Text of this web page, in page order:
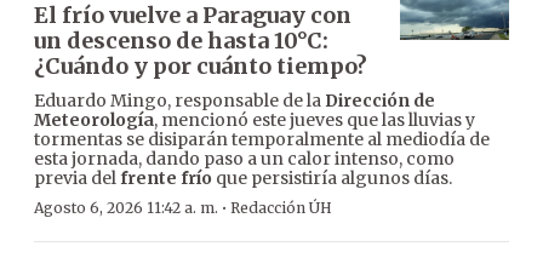
El frío vuelve a Paraguay con
un descenso de hasta 10°C:
¿Cuándo y por cuánto tiempo?
Eduardo Mingo, responsable de la Dirección de
Meteorología, mencionó este jueves que las lluvias y
tormentas se disiparán temporalmente al mediodía de
esta jornada, dando paso a un calor intenso, como
previa delfrente frío que persistiría algunos días.
Agosto 6, 2026 11:42 a. m. · Redacción ÚH